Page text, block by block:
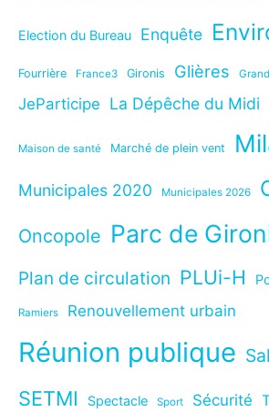
Election du Bureau Enquête
Fourrière France3 Gironis Glières
JeParticipe La Dépêche du Midi
Maison de santé Marché de plein vent
Municipales 2020 Municipales 2026
Oncopole Parc de
Plan de circulation PLUi-H
Ramiers Renouvellement urbain
Réunion publique
SETMI Spectacle Sport Sécurité